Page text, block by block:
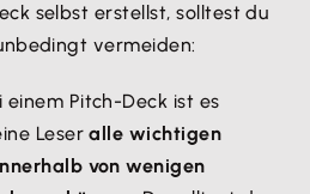
selbst erstellst, solltest du
vermeiden:
einem Pitch-Deck ist es
Leseralle wichtigen
von wenigen